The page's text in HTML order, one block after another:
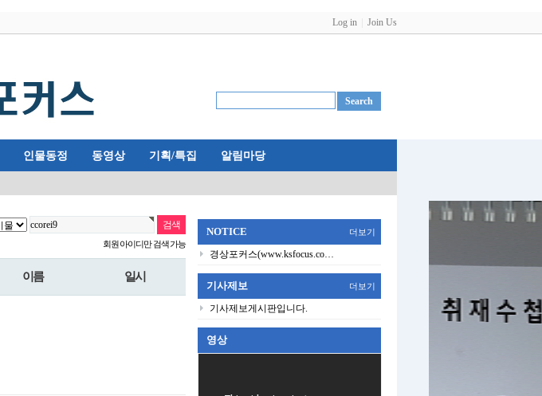
Log in Join Us
인물동정 동영상 기획/특집 알림마당
회원 아이디만 검색 가능
이름 일시
NOTICE 더보기
경상포커스(www.ksfocus.co…
기사제보 더보기
기사제보게시판입니다.
영상